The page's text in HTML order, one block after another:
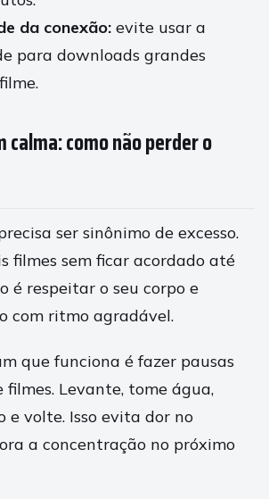
da conexão: evite usar a
para downloads grandes
como não perder o
ser sinônimo de excesso.
filmes sem ficar acordado até
é respeitar o seu corpo e
com ritmo agradável.
que funciona é fazer pausas
filmes. Levante, tome água,
e volte. Isso evita dor no
a concentração no próximo